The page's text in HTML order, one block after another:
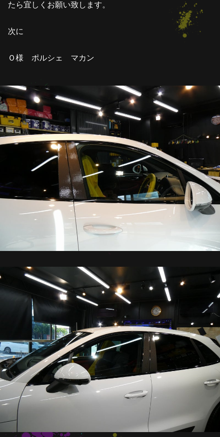
たら宜しくお願い致します。
次に
Ｏ様 ポルシェ マカン